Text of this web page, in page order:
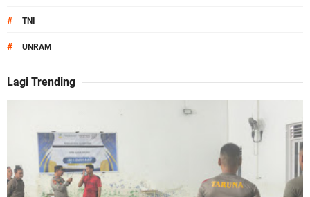
# TNI
# UNRAM
Lagi Trending